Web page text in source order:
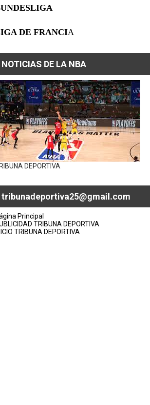
DE FRANCIA
NOTICIAS DE LA NBA
DEPORTIVA
tribunadeportiva25@gmail.com
Principal
TRIBUNA DEPORTIVA
TRIBUNA DEPORTIVA